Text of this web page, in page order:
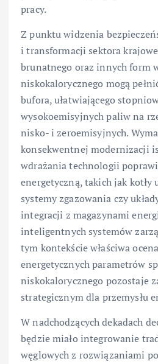
pracy.
Z punktu widzenia
i transformacji sektora
brunatnego oraz innych form
niskokalorycznego mogą
bufora, ułatwiającego
wysokoemisyjnych paliw na
nisko- i zeroemisyjnych.
konsekwentnej modernizacji
wdrażania technologii
energetyczną, takich jak
systemy zgazowania czy
integracji z magazynami
inteligentnych systemów
tym kontekście właściwa
energetycznych parametrów
niskokalorycznego pozostaje
strategicznym dla przemysłu
W nadchodzących dekadach
będzie miało integrowanie
węglowych z rozwiązaniami